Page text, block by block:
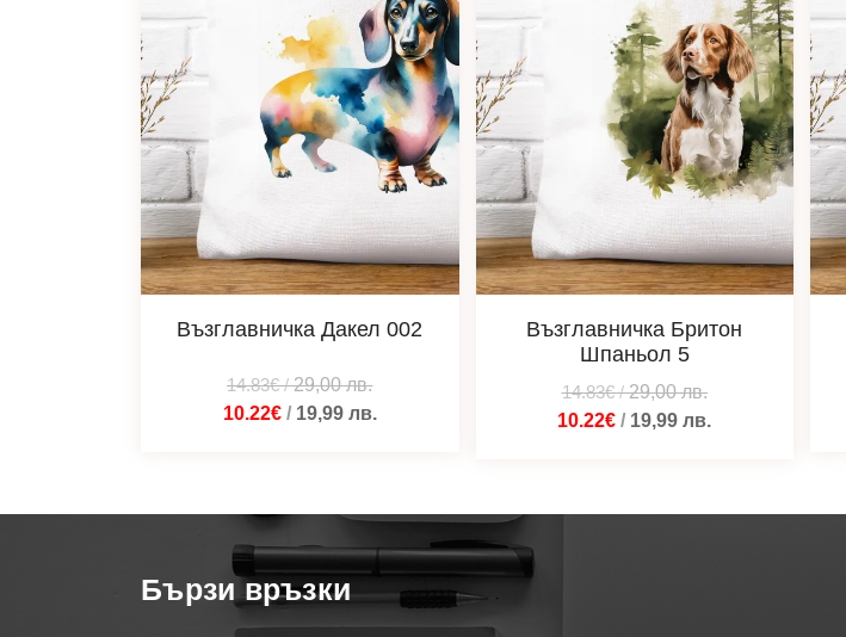
Възглавничка Дакел 002
14.83€/29,00лв.
10.22€/ 19,99 лв.
Възглавничка Бритон
Шпаньол 5
14.83€/29,00лв.
10.22€ / 19,99лв.
Бързи връзки